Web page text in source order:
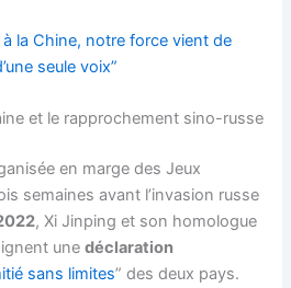
la Chine, notre force vient de
seule voix”
et le rapprochement sino-russe
en marge des Jeux
semaines avant l’invasion russe
, Xi Jinping et son homologue
unedéclaration
sans limites” des deux pays.